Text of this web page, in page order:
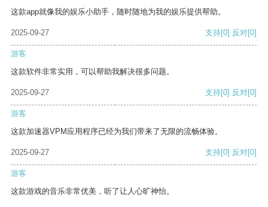
这款app就像我的娱乐小助手，随时随地为我的娱乐提供帮助。
2025-09-27 支持[0] 反对[0]
游客
这款软件非常实用，可以帮助我解决很多问题。
2025-09-27 支持[0] 反对[0]
游客
这款加速器VPM应用程序已经为我们带来了无限的流畅体验。
2025-09-27 支持[0] 反对[0]
游客
这款游戏的音乐非常优美，听了让人心旷神怡。